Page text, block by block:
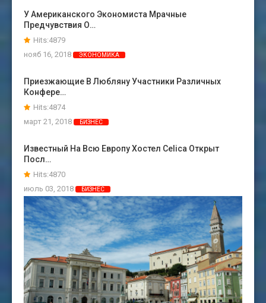
У Американского Экономиста Мрачные
Предчувствия О…
Hits:4879
нояб 16, 2018
ЭКОНОМИКА
Приезжающие В Любляну Участники Различных
Конфере…
Hits:4874
март 21, 2018
БИЗНЕС
Известный На Всю Европу Хостел Celica Открыт
Посл…
Hits:4870
июль 03, 2018
БИЗНЕС